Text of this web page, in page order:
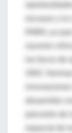
los focos de
SINC
espacial de